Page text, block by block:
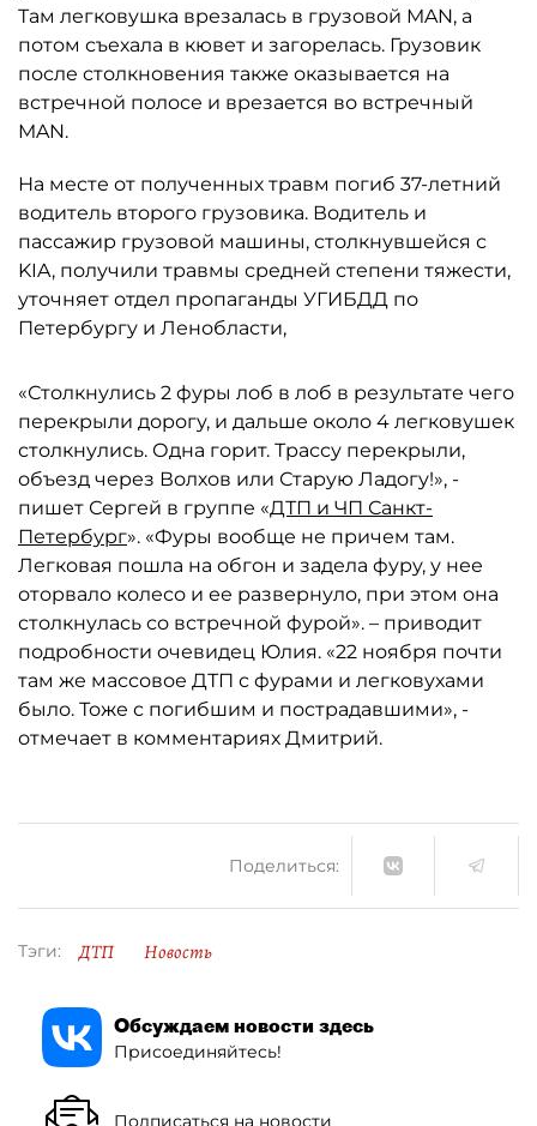
Там легковушка врезалась в грузовой MAN, а
потом съехала в кювет и загорелась. Грузовик
после столкновения также оказывается на
встречной полосе и врезается во встречный
MAN.
На месте от полученных травм погиб 37-летний
водитель второго грузовика. Водитель и
пассажир грузовой машины, столкнувшейся с
KIA, получили травмы средней степени тяжести,
уточняет отдел пропаганды УГИБДД по
Петербургу и Ленобласти,
«Столкнулись 2 фуры лоб в лоб в результате чего
перекрыли дорогу, и дальше около 4 легковушек
столкнулись. Одна горит. Трассу перекрыли,
объезд через Волхов или Старую Ладогу!», -
пишет Сергей в группе «ДТП и ЧП Санкт-
Петербург». «Фуры вообще не причем там.
Легковая пошла на обгон и задела фуру, у нее
оторвало колесо и ее развернуло, при этом она
столкнулась со встречной фурой». – приводит
подробности очевидец Юлия. «22 ноября почти
там же массовое ДТП с фурами и легковухами
было. Тоже с погибшим и пострадавшими», -
отмечает в комментариях Дмитрий.
Поделиться:
Тэги: ДТП Новость
Обсуждаем новости здесь
Присоединяйтесь!
Подписаться на новости